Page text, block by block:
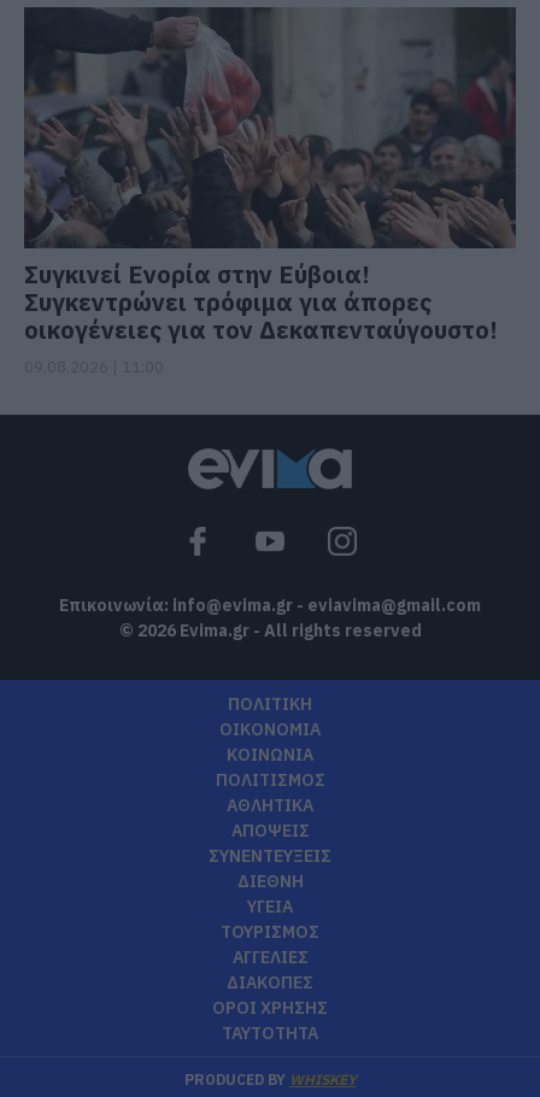
Συγκινεί Ενορία στην Εύβοια!
Συγκεντρώνει τρόφιμα για άπορες
οικογένειες για τον Δεκαπενταύγουστο!
Επικοινωνία: info@evima.gr - eviavima@gmail.com
© 2026 Evima.gr - All rights reserved
ΠΟΛΙΤΙΚΗ
ΟΙΚΟΝΟΜΙΑ
ΚΟΙΝΩΝΙΑ
ΠΟΛΙΤΙΣΜΟΣ
ΑΘΛΗΤΙΚΑ
ΑΠΟΨΕΙΣ
ΣΥΝΕΝΤΕΥΞΕΙΣ
ΔΙΕΘΝΗ
ΥΓΕΙΑ
ΤΟΥΡΙΣΜΟΣ
ΑΓΓΕΛΙΕΣ
ΔΙΑΚΟΠΕΣ
ΟΡΟΙ ΧΡΗΣΗΣ
ΤΑΥΤΟΤΗΤΑ
PRODUCED BY WHISKEY